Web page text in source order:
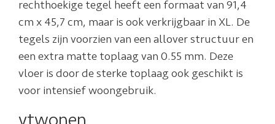
rechthoekige tegel heeft een formaat van 91,4
cm x 45,7 cm, maar is ook verkrijgbaar in XL. De
tegels zijn voorzien van een allover structuur en
een extra matte toplaag van 0.55 mm. Deze
vloer is door de sterke toplaag ook geschikt is
voor intensief woongebruik.